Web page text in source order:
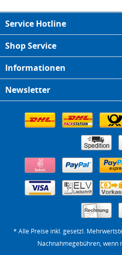
Service Hotline
Shop Service
Informationen
Newsletter
* Alle Preise inkl. gesetzl.
Nachnahmegebühren, wenn